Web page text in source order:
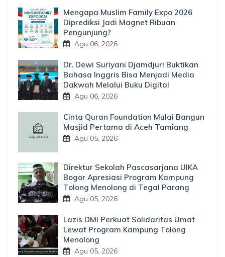
Mengapa Muslim Family Expo 2026
Diprediksi Jadi Magnet Ribuan
Pengunjung?
Agu 06, 2026
Dr. Dewi Suriyani Djamdjuri Buktikan
Bahasa Inggris Bisa Menjadi Media
Dakwah Melalui Buku Digital
Agu 06, 2026
Cinta Quran Foundation Mulai Bangun
Masjid Pertama di Aceh Tamiang
Agu 05, 2026
Direktur Sekolah Pascasarjana UIKA
Bogor Apresiasi Program Kampung
Tolong Menolong di Tegal Parang
Agu 05, 2026
Lazis DMI Perkuat Solidaritas Umat
Lewat Program Kampung Tolong
Menolong
Agu 05, 2026